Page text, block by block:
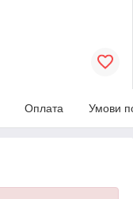
Оплата Умови